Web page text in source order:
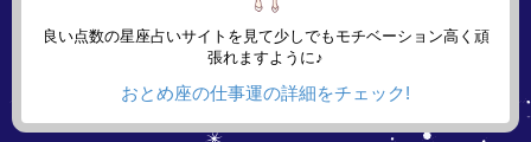
良い点数の星座占いサイトを見て少しでもモチベーション高く頑
張れますように♪
おとめ座の仕事運の詳細をチェック!